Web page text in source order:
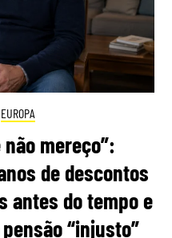
EUROPA
mereço”:
de descontos
antes do tempo e
“injusto”